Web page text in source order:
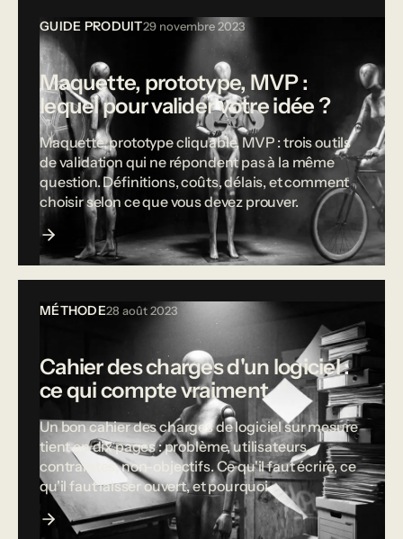
GUIDE PRODUIT29 novembre 2023
Maquette, prototype, MVP :
lequel pour valider votre idée ?
Maquette, prototype cliquable, MVP : trois outils
de validation qui ne répondent pas à la même
question. Définitions, coûts, délais, et comment
choisir selon ce que vous devez prouver.
MÉTHODE28 août 2023
Cahier des charges d'un logiciel :
ce qui compte vraiment
Un bon cahier des charges de logiciel sur mesure
tient en dix pages : problème, utilisateurs,
contraintes, non-objectifs. Ce qu'il faut écrire, ce
qu'il faut laisser ouvert, et pourquoi.